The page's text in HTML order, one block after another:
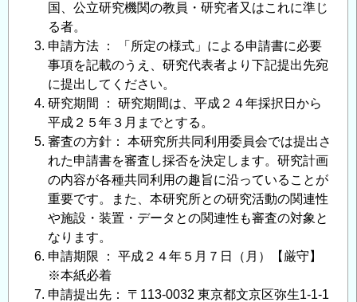
国、公立研究機関の教員・研究者又はこれに準じ
る者。
申請方法 ： 「所定の様式」による申請書に必要
事項を記載のうえ、研究代表者より下記提出先宛
に提出してください。
研究期間 ： 研究期間は、平成２４年採択日から
平成２５年３月までとする。
審査の方針： 本研究所共同利用委員会では提出さ
れた申請書を審査し採否を決定します。研究計画
の内容が各種共同利用の趣旨に沿っていることが
重要です。また、本研究所との研究活動の関連性
や施設・装置・データとの関連性も審査の対象と
なります。
申請期限 ： 平成２４年５月７日（月）【厳守】
※本紙必着
申請提出先： 〒113-0032 東京都文京区弥生1-1-1